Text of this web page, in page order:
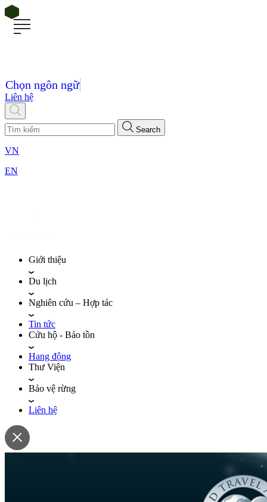
Chọn ngôn ngữ
Liên hệ
Search
VN
EN
Giới thiệu
Du lịch
Nghiên cứu – Hợp tác
Tin tức
Cứu hộ - Bảo tồn
Hang động
Thư Viện
Bảo vệ rừng
Liên hệ